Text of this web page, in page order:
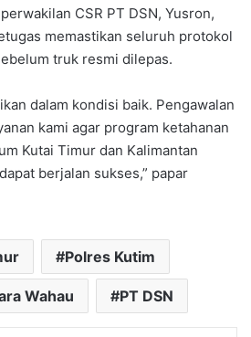
CSR PT DSN, Yusron,
memastikan seluruh protokol
truk resmi dilepas.
dalam kondisi baik. Pengawalan
kami agar program ketahanan
Kutai Timur dan Kalimantan
berjalan sukses,” papar
Polres Kutim
Wahau PT DSN